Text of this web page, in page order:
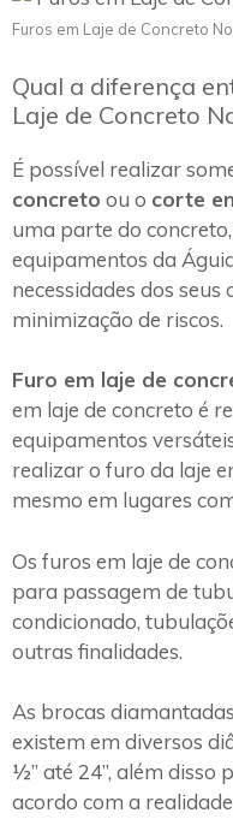
Furos em Laje de Concreto
Qual a diferença
Laje de Concreto
É possível realizar
concreto ou o corte
uma parte do
equipamentos da
necessidades dos
minimização de riscos.
Furo em laje de
em laje de concreto é
equipamentos
realizar o furo da laje
mesmo em lugares
Os furos em laje de
para passagem de
condicionado,
outras finalidades.
As brocas
existem em diversos
½” até 24”, além disso
acordo com a